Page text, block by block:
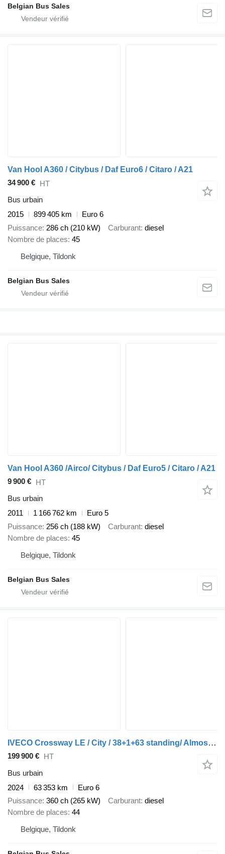
Belgian Bus Sales
Van Hool A360 / Citybus / Daf Euro6 / Citaro / A21
34 900 € HT
Bus urbain
2015
899 405 km
Euro 6
Puissance 286 ch (210 kW) Carburant diesel
Nombre de places 45
Belgique, Tildonk
Belgian Bus Sales
Van Hool A360 /Airco/ Citybus / Daf Euro5 / Citaro / A21
9 900 € HT
Bus urbain
2011
1 166 762 km
Euro 5
Puissance 256 ch (188 kW) Carburant diesel
Nombre de places 45
Belgique, Tildonk
Belgian Bus Sales
IVECO Crossway LE / City / 38+1+63 standing/ Almost New / Top
199 900 € HT
Bus urbain
2024
63 353 km
Euro 6
Puissance 360 ch (265 kW) Carburant diesel
Nombre de places 44
Belgique, Tildonk